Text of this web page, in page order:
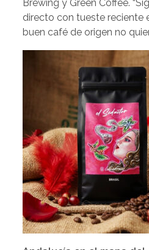
Brewing y Green Coffee.
directo con tueste reciente
buen café de origen no